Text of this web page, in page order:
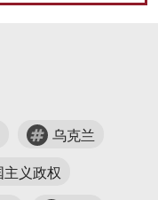
乌克兰
义政权